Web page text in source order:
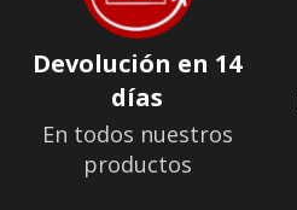
Devolución en 14
días
En todos nuestros
productos